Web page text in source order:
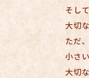
そし
大切
ただ
小さ
大切